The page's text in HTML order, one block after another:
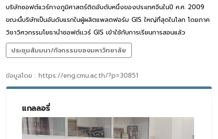
บริษัทซอฟต์แวร์ทางภูมิศาสตร์ติดอับดับหนึ่งของประเทศจีนในปี ค.ศ. 2009
ขณะนี้บริษัทเป็นอันดับแรกในผู้ผลิตแพลตฟอร์ม GIS ใหญ่ที่สุดในโลก โดยภาค
วิชาวิศวกรรมโยธานำซอฟต์เเวร์ GIS เข้าใช้กับการเรียนการสอนแล้ว
ประชุมสัมมนา/กิจกรรมของมหาวิทยาลัย
ข้อมูลโดย : https://eng.cmu.ac.th/?p=30851
แกลลอรี่